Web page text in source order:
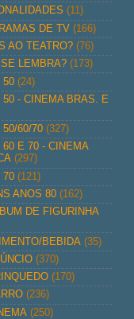
(11)
DE TV (166)
AO TEATRO? (76)
LEMBRA? (173)
50 (24)
50 - CINEMA BRAS. E
50/60/70 (327)
60 E 70 - CINEMA
(297)
70 (121)
ANOS 80 (162)
DE FIGURINHA
BEBIDA (35)
(370)
(170)
(236)
(250)